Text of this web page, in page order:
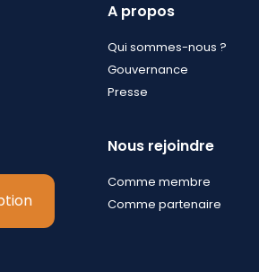
A propos
Qui sommes-nous ?
Gouvernance
Presse
Nous rejoindre
Comme membre
Comme partenaire